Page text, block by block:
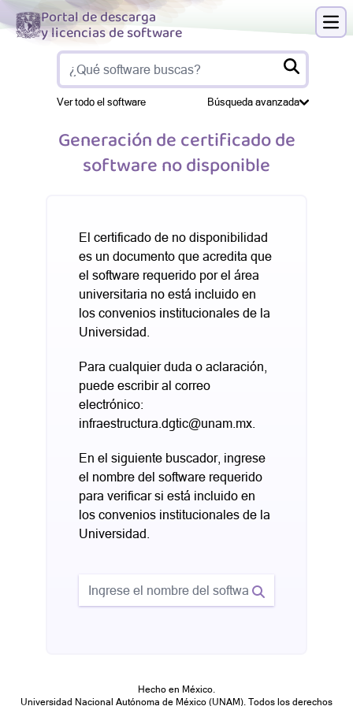
Portal de descarga
y licencias de software
Ver todo el software Búsqueda avanzada
Generación de certificado de
software no disponible
El certificado de no disponibilidad
es un documento que acredita que
el software requerido por el área
universitaria no está incluido en
los convenios institucionales de la
Universidad.
Para cualquier duda o aclaración,
puede escribir al correo
electrónico:
infraestructura.dgtic@unam.mx.
En el siguiente buscador, ingrese
el nombre del software requerido
para verificar si está incluido en
los convenios institucionales de la
Universidad.
Hecho en México.
Universidad Nacional Autónoma de México (UNAM). Todos los derechos